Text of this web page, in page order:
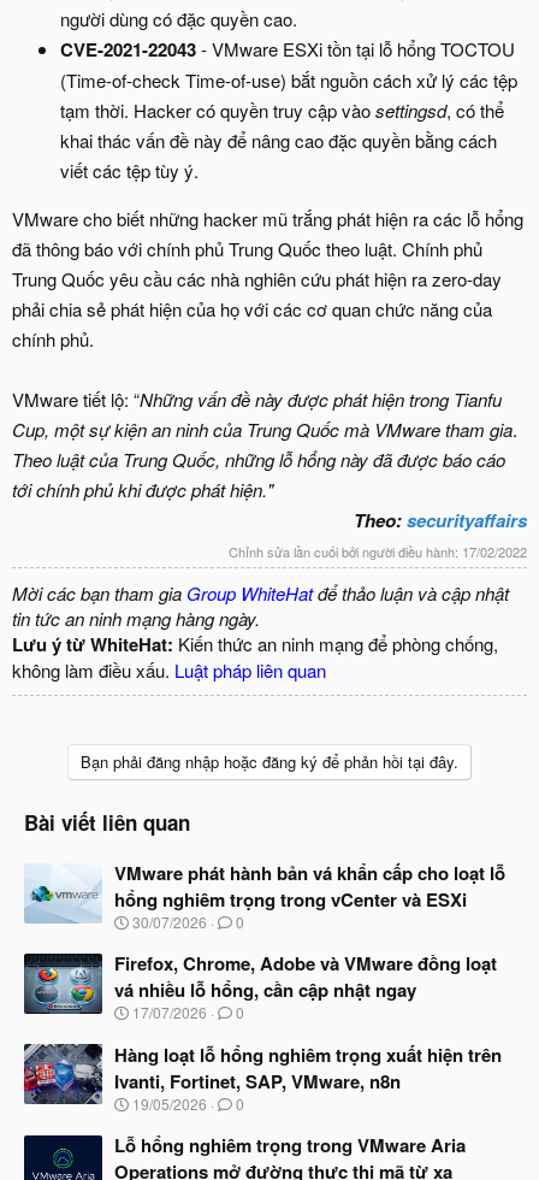
người dùng có đặc quyền cao.
CVE-2021-22043- VMware ESXi tồn tại lỗ hổng TOCTOU
(Time-of-check Time-of-use) bắt nguồn cách xử lý các tệp
tạm thời. Hacker có quyền truy cập vàosettingsd, có thể
khai thác vấn đề này để nâng cao đặc quyền bằng cách
viết các tệp tùy ý.
VMware cho biết những hacker mũ trắng phát hiện ra các lỗ hổng
đã thông báo với chính phủ Trung Quốc theo luật. Chính phủ
Trung Quốc yêu cầu các nhà nghiên cứu phát hiện ra zero-day
phải chia sẻ phát hiện của họ với các cơ quan chức năng của
chính phủ.
VMware tiết lộ: “Những vấn đề này được phát hiện trong Tianfu
Cup, một sự kiện an ninh của Trung Quốc mà VMware tham gia.
Theo luật của Trung Quốc, những lỗ hổng này đã được báo cáo
tới chính phủ khi được phát hiện."
Theo:securityaffairs
Chỉnh sửa lần cuối bởi người điều hành: 17/02/2022
Mời các bạn tham gia Group WhiteHatđể thảo luận và cập nhật
tin tức an ninh mạng hàng ngày.
Lưu ý từ WhiteHat: Kiến thức an ninh mạng để phòng chống,
không làm điều xấu. Luật pháp liên quan
Bạn phải đăng nhập hoặc đăng ký để phản hồi tại đây.
Bài viết liên quan
VMware phát hành bản vá khẩn cấp cho loạt lỗ
hổng nghiêm trọng trong vCenter và ESXi
N
à
b
ắ
đ
ầ
u
30/07/2026 0
Firefox, Chrome, Adobe và VMware đồng loạt
vá nhiều lỗ hổng, cần cập nhật ngay
N
à
y
b
ắ
đ
ầ
17/07/2026 0
Hàng loạt lỗ hổng nghiêm trọng xuất hiện trên
Ivanti, Fortinet, SAP, VMware, n8n
N
à
19/05/2026 0
Lỗ hổng nghiêm trọng trong VMware Aria
Operations mở đường thực thi mã từ xa